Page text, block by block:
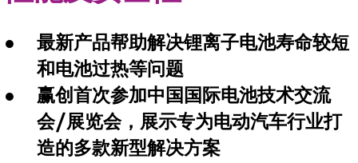
最新产品帮助解决锂离子电池寿命较短
和电池过热等问题
赢创首次参加中国国际电池技术交流
会/展览会，展示专为电动汽车行业打
造的多款新型解决方案